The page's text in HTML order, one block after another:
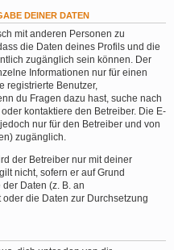
DEINER DATEN
mit anderen Personen zu
die Daten deines Profils und die
zugänglich sein können. Der
Informationen nur für einen
registrierte Benutzer,
du Fragen dazu hast, suche nach
kontaktiere den Betreiber. Die E-
nur für den Betreiber und von
zugänglich.
der Betreiber nur mit deiner
nicht, sofern er auf Grund
Daten (z. B. an
die Daten zur Durchsetzung